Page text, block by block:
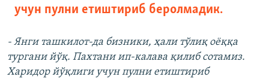
учун пулни етиштириб беролмадик.
- Янги ташкилот-да бизники, ҳали тўлиқ оёққа
тургани йўқ. Пахтани ип-калава қилиб сотамиз.
Харидор йўқлиги учун пулни етиштириб